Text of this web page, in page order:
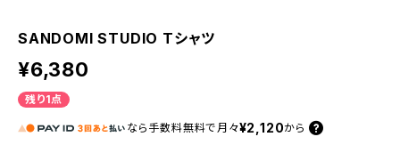
SANDOMI STUDIO Tシャツ
¥6,380
残り1点
なら 手数料無料で 月々¥2,120から